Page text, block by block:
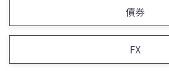
債券
FX